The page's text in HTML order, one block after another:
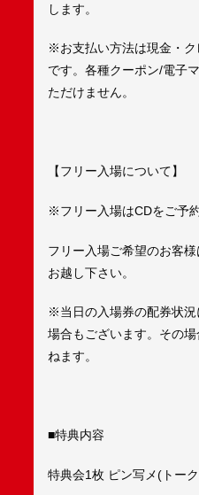
します。
※お支払い方法は現金・
です。各種クーポン/電子
ただけません。
【フリー入場について】
※フリー入場はCDをご予
フリー入場ご希望のお客
お越し下さい。
※当日の入場券の配券状
場合もございます。その
ねます。
■特典内容
特典会1枚 ピン写メ(トー